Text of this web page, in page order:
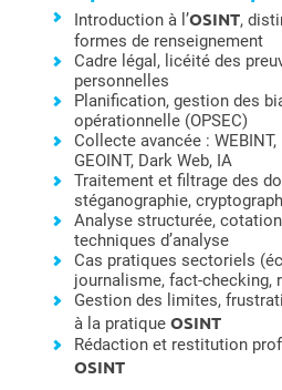
Introduction à l’OSINT,
formes de renseignement
Cadre légal, licéité des
personnelles
Planification, gestion des
opérationnelle (OPSEC)
Collecte avancée : WEBINT,
GEOINT, Dark Web, IA
Traitement et filtrage des
stéganographie,
Analyse structurée,
techniques d’analyse
Cas pratiques sectoriels
journalisme, fact-checking,
Gestion des limites,
à la pratique OSINT
Rédaction et restitution
OSINT